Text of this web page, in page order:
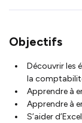
Objectifs
Découvrir les
la
Apprendre à
Apprendre à
S’aider